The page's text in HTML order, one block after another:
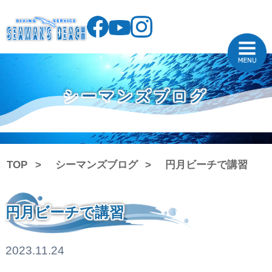
シーマンズブログ
TOP シーマンズブログ 円月ビーチで講習
円月ビーチで講習
2023.11.24